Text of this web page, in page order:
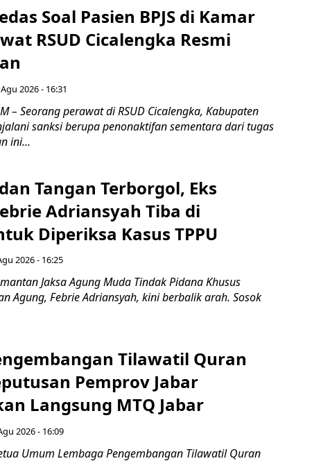
Soal Pasien BPJS di Kamar
RSUD Cicalengka Resmi
2026 - 16:31
– Seorang perawat di RSUD Cicalengka, Kabupaten
sanksi berupa penonaktifan sementara dari tugas
ini...
Tangan Terborgol, Eks
Adriansyah Tiba di
Diperiksa Kasus TPPU
2026 - 16:25
Jaksa Agung Muda Tindak Pidana Khusus
Agung, Febrie Adriansyah, kini berbalik arah. Sosok
Tilawatil Quran
Pemprov Jabar
Langsung MTQ Jabar
2026 - 16:09
Umum Lembaga Pengembangan Tilawatil Quran